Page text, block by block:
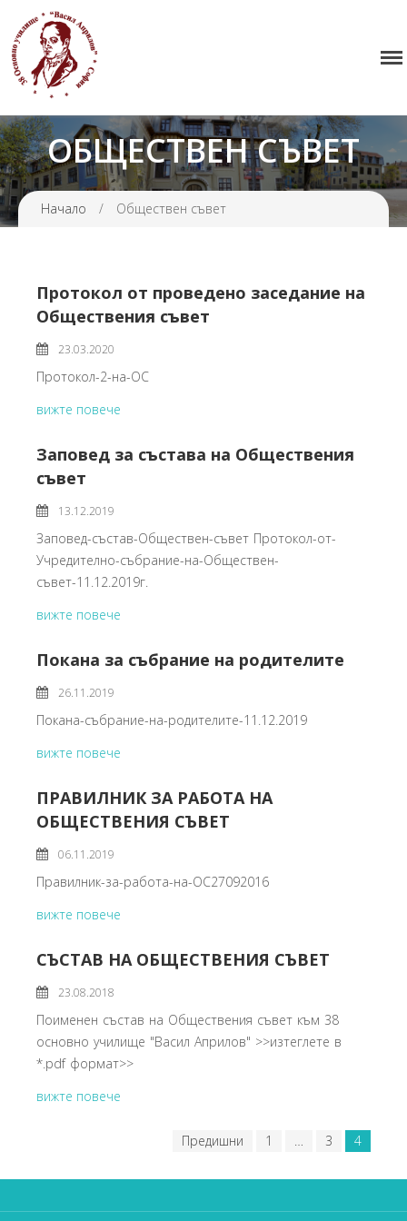
Нормативна уредба
Прием
Проекти и дейности
ОБЩЕСТВЕН СЪВЕТ
Начало / Обществен съвет
Протокол от проведено заседание на
Обществения съвет
23.03.2020
Протокол-2-на-ОС
вижте повече
Заповед за състава на Обществения
съвет
13.12.2019
Заповед-състав-Обществен-съвет Протокол-от-
Учредително-събрание-на-Обществен-
съвет-11.12.2019г.
вижте повече
Покана за събрание на родителите
26.11.2019
Покана-събрание-на-родителите-11.12.2019
вижте повече
ПРАВИЛНИК ЗА РАБОТА НА
ОБЩЕСТВЕНИЯ СЪВЕТ
06.11.2019
Правилник-за-работа-на-ОС27092016
вижте повече
СЪСТАВ НА ОБЩЕСТВЕНИЯ СЪВЕТ
23.08.2018
Поименен състав на Обществения съвет към 38
основно училище "Васил Априлов" >>изтеглете в
*.pdf формат>>
вижте повече
Предишни 1 … 3 4